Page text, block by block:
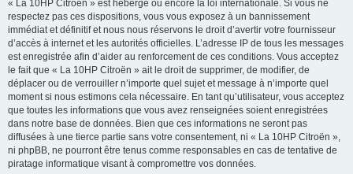
« La 10HP Citroën » est hébergé ou encore la loi internationale. Si vous ne
respectez pas ces dispositions, vous vous exposez à un bannissement
immédiat et définitif et nous nous réservons le droit d’avertir votre fournisseur
d’accès à internet et les autorités officielles. L’adresse IP de tous les messages
est enregistrée afin d’aider au renforcement de ces conditions. Vous acceptez
le fait que « La 10HP Citroën » ait le droit de supprimer, de modifier, de
déplacer ou de verrouiller n’importe quel sujet et message à n’importe quel
moment si nous estimons cela nécessaire. En tant qu’utilisateur, vous acceptez
que toutes les informations que vous avez renseignées soient enregistrées
dans notre base de données. Bien que ces informations ne seront pas
diffusées à une tierce partie sans votre consentement, ni « La 10HP Citroën »,
ni phpBB, ne pourront être tenus comme responsables en cas de tentative de
piratage informatique visant à compromettre vos données.